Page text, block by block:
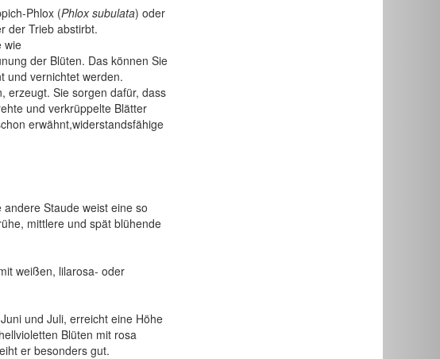
Phlox (Phlox subulata) oder
der Trieb abstirbt.
wie
der Blüten. Das können Sie
und vernichtet werden.
erzeugt. Sie sorgen dafür, dass
und verkrüppelte Blätter
erwähnt,widerstandsfähige
Staude weist eine so
mittlere und spät blühende
weißen, lilarosa- oder
und Juli, erreicht eine Höhe
Blüten mit rosa
er besonders gut.